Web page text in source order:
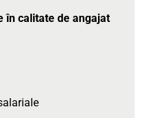
în calitate de angajat